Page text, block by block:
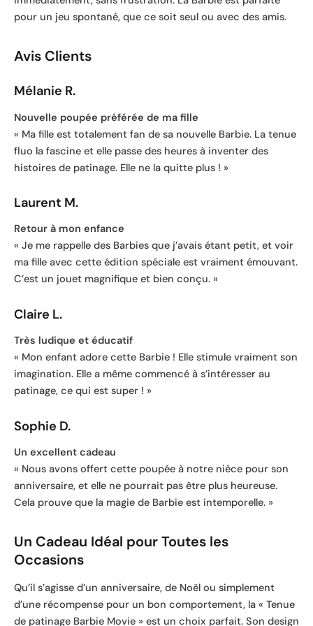
pour un jeu spontané, que ce soit seul ou avec des amis.
Avis Clients
Mélanie R.
Nouvelle poupée préférée de ma fille
« Ma fille est totalement fan de sa nouvelle Barbie. La tenue
fluo la fascine et elle passe des heures à inventer des
histoires de patinage. Elle ne la quitte plus ! »
Laurent M.
Retour à mon enfance
« Je me rappelle des Barbies que j’avais étant petit, et voir
ma fille avec cette édition spéciale est vraiment émouvant.
C’est un jouet magnifique et bien conçu. »
Claire L.
Très ludique et éducatif
« Mon enfant adore cette Barbie ! Elle stimule vraiment son
imagination. Elle a même commencé à s’intéresser au
patinage, ce qui est super ! »
Sophie D.
Un excellent cadeau
« Nous avons offert cette poupée à notre nièce pour son
anniversaire, et elle ne pourrait pas être plus heureuse.
Cela prouve que la magie de Barbie est intemporelle. »
Un Cadeau Idéal pour Toutes les
Occasions
Qu’il s’agisse d’un anniversaire, de Noël ou simplement
d’une récompense pour un bon comportement, la « Tenue
de patinage Barbie Movie » est un choix parfait. Son design